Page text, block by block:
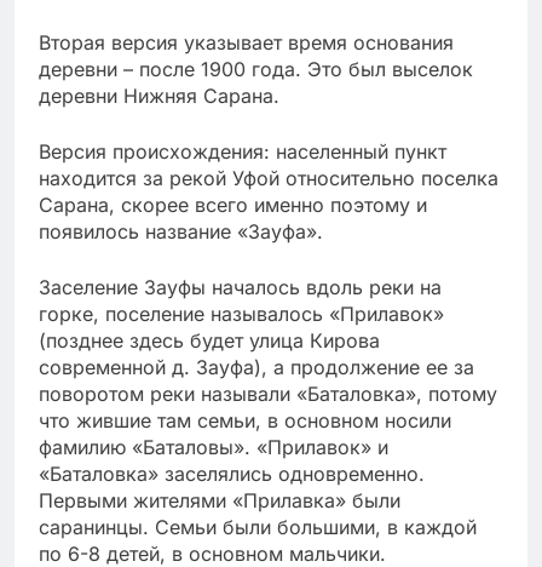
Вторая версия указывает время основания
деревни – после 1900 года. Это был выселок
деревни Нижняя Сарана.
Версия происхождения: населенный пункт
находится за рекой Уфой относительно поселка
Сарана, скорее всего именно поэтому и
появилось название «Зауфа».
Заселение Зауфы началось вдоль реки на
горке, поселение называлось «Прилавок»
(позднее здесь будет улица Кирова
современной д. Зауфа), а продолжение ее за
поворотом реки называли «Баталовка», потому
что жившие там семьи, в основном носили
фамилию «Баталовы». «Прилавок» и
«Баталовка» заселялись одновременно.
Первыми жителями «Прилавка» были
саранинцы. Семьи были большими, в каждой
по 6-8 детей, в основном мальчики.